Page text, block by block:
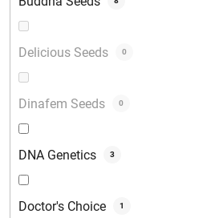
Delicious Seeds 0
Dinafem Seeds 0
DNA Genetics 3
Doctor's Choice 1